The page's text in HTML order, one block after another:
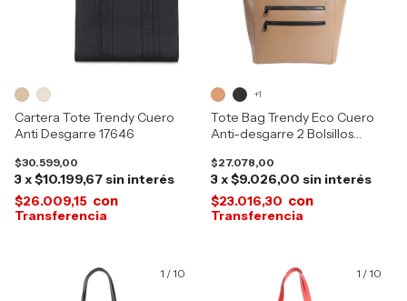
Cartera Tote Trendy Cuero
Anti Desgarre 17646
$30.599,00
3x$10.199,67 sin interés
$26.009,15 con
Tote Bag Trendy Eco Cuero
Anti-desgarre 2 Bolsillos
$27.078,00
3x$9.026,00 sin interés
$23.016,30 con
+1
1 /10 1 /10